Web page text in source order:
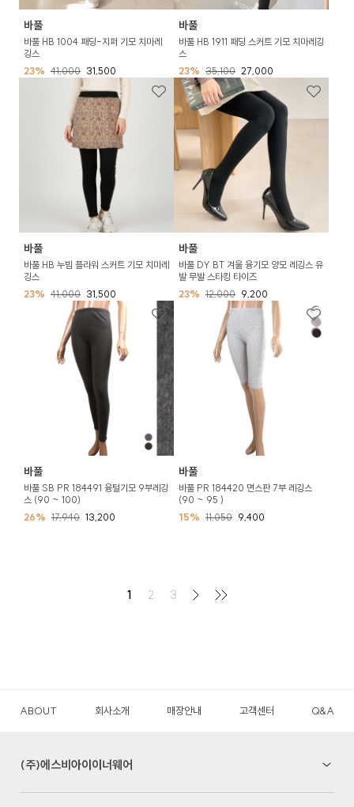
바풀
바풀 HB 1004 패딩-지퍼 기모 치마레
깅스
23% 41,000 31,500
바풀
바풀 HB 1911 패딩 스커트 기모 치마레깅
스
23% 35,100 27,000
바풀
바풀 HB 누빔 플라워 스커트 기모 치마레
깅스
23% 41,000 31,500
바풀
바풀 DY BT 겨울 융기모 양모 레깅스 유
발 무발 스타킹 타이즈
23% 12,000 9,200
바풀
바풀 SB PR 184491 융털기모 9부레깅
스 (90 ~ 100)
26% 17,940 13,200
바풀
바풀 PR 184420 면스판 7부 레깅스
(90 ~ 95 )
15% 11,050 9,400
1 2 3
ABOUT 회사소개 매장안내 고객센터 Q&A
(주)에스비아이이너웨어